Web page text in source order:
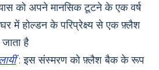
को अपने मानसिक टूटने के एक वर्ष
में होल्डन के परिप्रेक्ष्य से एक फ़्लैश
है
: इस संस्मरण को फ़्लैश बैक के रूप